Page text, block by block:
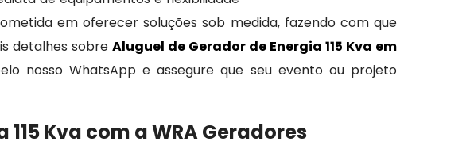
em oferecer soluções sob medida, fazendo com que
detalhes sobreAluguel de Gerador de Energia 115 Kva em
nosso WhatsApp e assegure que seu evento ou projeto
Kva com a WRA Geradores